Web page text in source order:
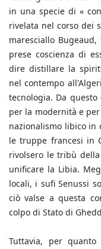
in una specie di «
rivelata nel corso dei
maresciallo
prese coscienza di
dire distillare la
nel contempo
tecnologia. Da
per la modernità e
nazionalismo libico in
le truppe francesi in
rivolsero le tribù
unificare la Libia.
locali, i sufi Senussi
ciò valse a questa
colpo di Stato di
Tuttavia, per